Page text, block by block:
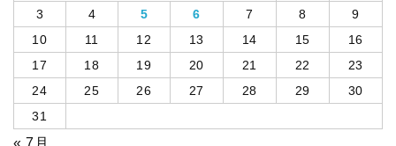
3
4 5 6 7 8
9
10
11 12 13 14 15
16
17
18 19 20 21 22
23
24
25 26 27 28 29
30
31